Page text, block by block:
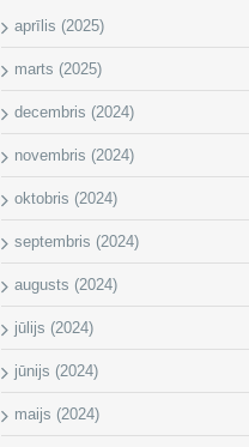
aprīlis (2025)
marts (2025)
decembris (2024)
novembris (2024)
oktobris (2024)
septembris (2024)
augusts (2024)
jūlijs (2024)
jūnijs (2024)
maijs (2024)